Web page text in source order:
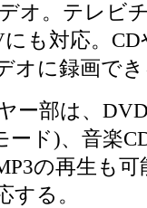
オ。テレビ
も対応。
オに録画で
ー部は、
ード)、音楽
の再生も
する。